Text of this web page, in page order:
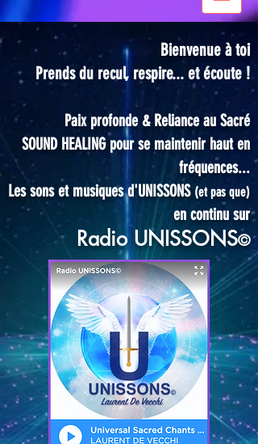
Bienvenue à toi
Prends du recul, respire... et écoute !
Paix profonde& Reliance au Sacré
SOUND HEALING pour se maintenir haut en
fréquences...
Les sons et musiques d'UNISSONS (et pas que)
en continu sur
Radio UNISSONS©